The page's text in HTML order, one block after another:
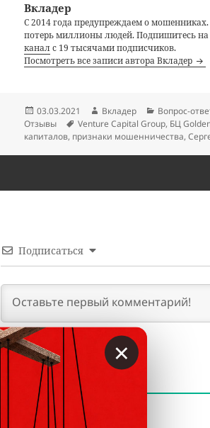
Вкладер
С 2014 года предупреждаем о мошенниках.
потерь миллионы людей. Подпишитесь
каналс 19 тысячами подписчиков.
Посмотреть все записи автора Вкладер
Опубликовано
03.03.2021 Автор
Вкладер Рубрики
Вопрос-
Отзывы
Метки
Venture Capital Group, БЦ
капиталов, признаки мошенничества,
Подписаться
КОММЕНТАРИИ
×